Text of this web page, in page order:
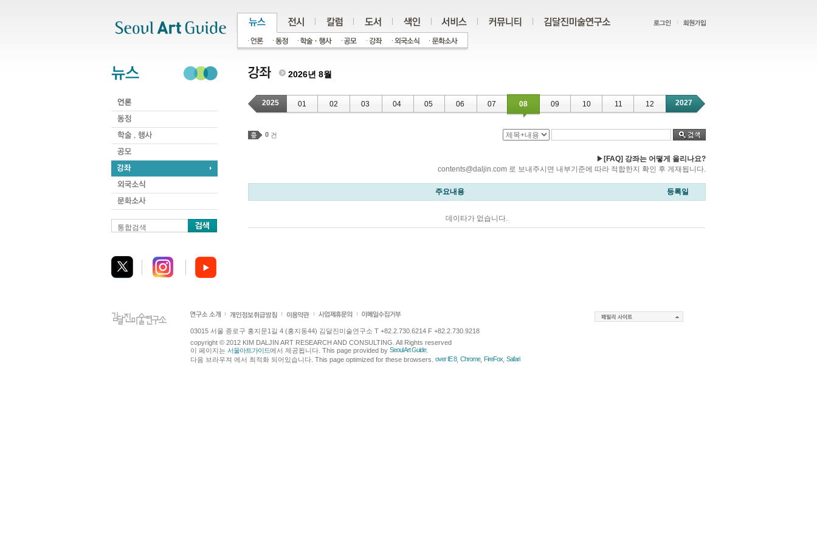
통합검색
2026년 8월
2025 01 02 03 04 05 06 07 08 09 10 11 12 2027
0 건
▶ [FAQ] 강좌는 어떻게 올리나요?
contents@daljin.com 로 보내주시면 내부기준에 따라 적합한지 확인 후 게재됩니다.
주요내용 등록일
데이타가 없습니다.
03015 서울 종로구 홍지문1길 4 (홍지동44) 김달진미술연구소 T +82.2.730.6214 F +82.2.730.9218
copyright © 2012 KIM DALJIN ART RESEARCH AND CONSULTING. All Rights reserved
이 페이지는 서울아트가이드에서 제공됩니다. This page provided by Seoul Art Guide.
다음 브라우져 에서 최적화 되어있습니다. This page optimized for these browsers. over IE 8, Chrome, FireFox Safari